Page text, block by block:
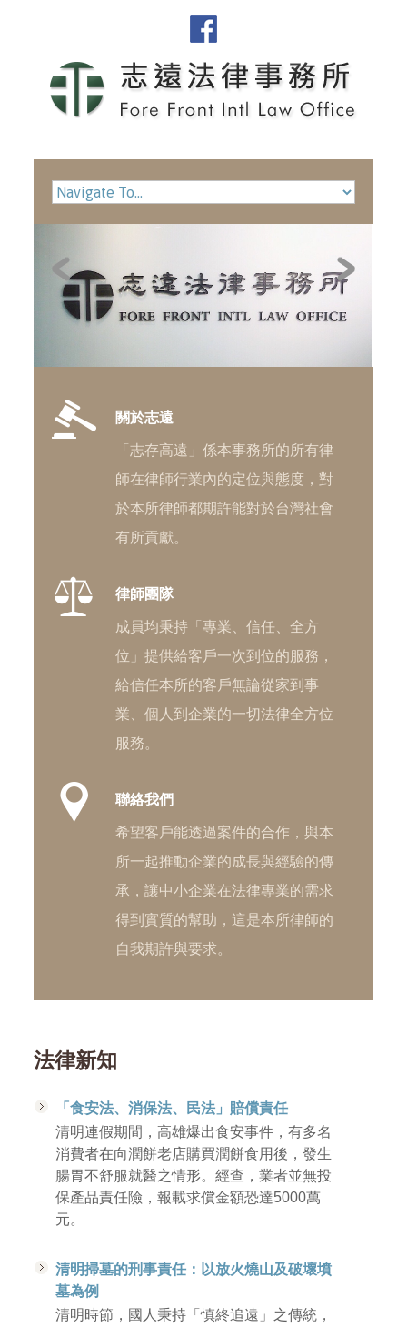
關於志遠
「志存高遠」係本事務所的所有律
師在律師行業內的定位與態度，對
於本所律師都期許能對於台灣社會
有所貢獻。
律師團隊
成員均秉持「專業、信任、全方
位」提供給客戶一次到位的服務，
給信任本所的客戶無論從家到事
業、個人到企業的一切法律全方位
服務。
聯絡我們
希望客戶能透過案件的合作，與本
所一起推動企業的成長與經驗的傳
承，讓中小企業在法律專業的需求
得到實質的幫助，這是本所律師的
自我期許與要求。
法律新知
「食安法、消保法、民法」賠償責任
清明連假期間，高雄爆出食安事件，有多名
消費者在向潤餅老店購買潤餅食用後，發生
腸胃不舒服就醫之情形。經查，業者並無投
保產品責任險，報載求償金額恐達5000萬
元。
清明掃墓的刑事責任：以放火燒山及破壞墳
墓為例
清明時節，國人秉持「慎終追遠」之傳統，